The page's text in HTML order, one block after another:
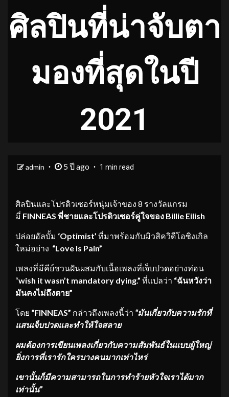
ศิลปินที่น่าจับตา
มองที่สุดในปี
2021
admin 5 ปี ago 1 min read
ศิลปินและโปรดิวเซอร์หนุ่มเจ้าของ 8 รางวัลแกรม
มี่ FINNEAS พี่ชายและโปรดิวเซอร์คู่ใจของ Billie Eilish
ปล่อยอัลบั้ม ‘Optimist’ ที่มาพร้อมกับมิวสิควิดีโอซิงเกิล
ใหม่อย่าง “Love Is Pain”
เพลงที่มีคีย์ชวนฝันผสมกับเนื้อเพลงที่เจ็บปวดอย่างท่อน
“wish it wasn’t mandatory dying.” ที่แปลว่า “ฉันหวังว่า
มันคงไม่ถึงตาย”
โดย “FINNEAS” กล่าวถึงเพลงนี้ว่า “มันเกี่ยวกับความรักที่
แสนเจ็บปวดและทำให้ใจสลาย
ผมต้องการเขียนเพลงเกี่ยวกับความสัมพันธ์ในแบบผู้ใหญ่
ยิ่งการที่เรารักใครบางคนมากเท่าไหร่
เขานั้นก็มีความสามารถในการทำร้ายหัวใจเราได้มาก
เท่านั้น”